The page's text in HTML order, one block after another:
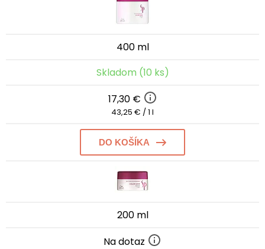
400 ml
Skladom (10 ks)
17,30 €
43,25 € / 1 l
DO KOŠÍKA
200 ml
Na dotaz